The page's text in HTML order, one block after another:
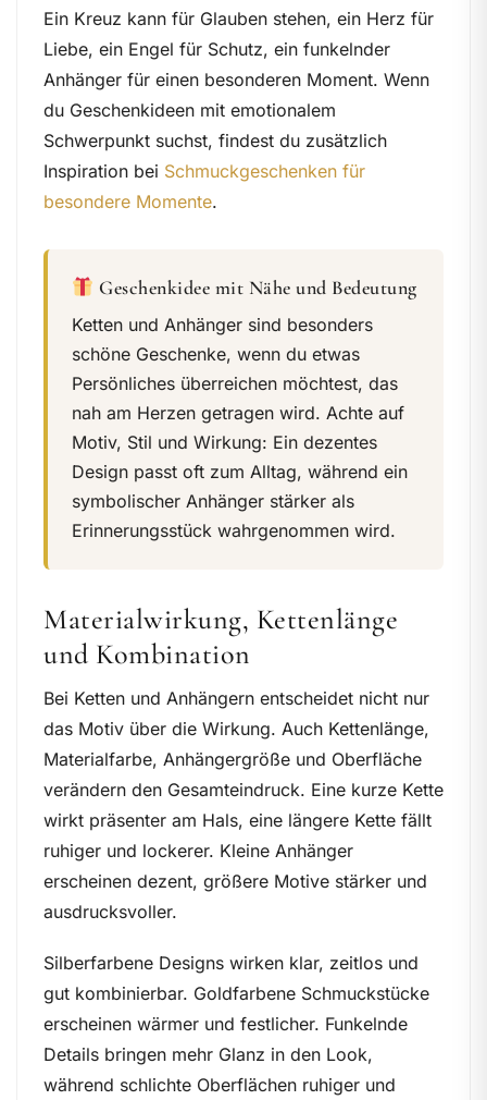
Ein Kreuz kann für Glauben stehen, ein Herz für
Liebe, ein Engel für Schutz, ein funkelnder
Anhänger für einen besonderen Moment. Wenn
du Geschenkideen mit emotionalem
Schwerpunkt suchst, findest du zusätzlich
Inspiration bei Schmuckgeschenken für
besondere Momente.
Geschenkidee mit Nähe und Bedeutung
Ketten und Anhänger sind besonders
schöne Geschenke, wenn du etwas
Persönliches überreichen möchtest, das
nah am Herzen getragen wird. Achte auf
Motiv, Stil und Wirkung: Ein dezentes
Design passt oft zum Alltag, während ein
symbolischer Anhänger stärker als
Erinnerungsstück wahrgenommen wird.
Materialwirkung, Kettenlänge
und Kombination
Bei Ketten und Anhängern entscheidet nicht nur
das Motiv über die Wirkung. Auch Kettenlänge,
Materialfarbe, Anhängergröße und Oberfläche
verändern den Gesamteindruck. Eine kurze Kette
wirkt präsenter am Hals, eine längere Kette fällt
ruhiger und lockerer. Kleine Anhänger
erscheinen dezent, größere Motive stärker und
ausdrucksvoller.
Silberfarbene Designs wirken klar, zeitlos und
gut kombinierbar. Goldfarbene Schmuckstücke
erscheinen wärmer und festlicher. Funkelnde
Details bringen mehr Glanz in den Look,
während schlichte Oberflächen ruhiger und